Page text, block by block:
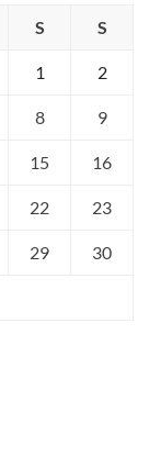
S S
1 2
8 9
15 16
22 23
29 30